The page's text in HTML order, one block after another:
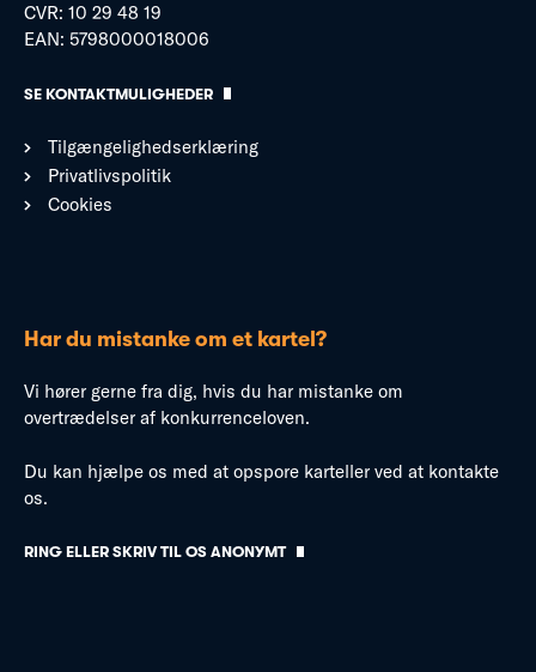
CVR: 10 29 48 19
EAN: 5798000018006
SE KONTAKTMULIGHEDER
Tilgængelighedserklæring
Privatlivspolitik
Cookies
Har du mistanke om et kartel?
Vi hører gerne fra dig, hvis du har mistanke om
overtrædelser af konkurrenceloven.
Du kan hjælpe os med at opspore karteller ved at kontakte
os.
RING ELLER SKRIV TIL OS ANONYMT